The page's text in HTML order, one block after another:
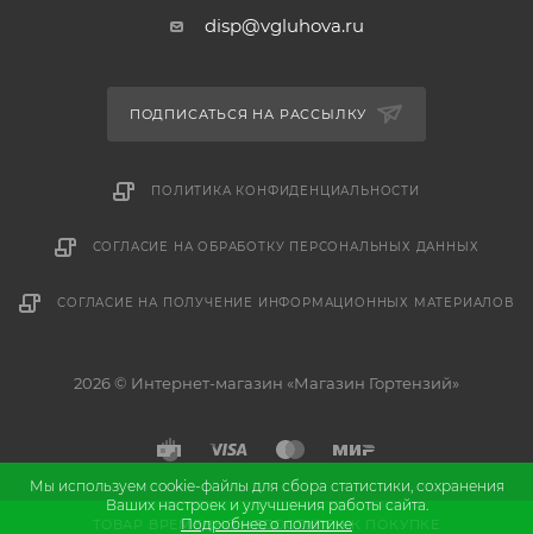
ТОВАР ВРЕМЕННО НЕДОСТУПЕН К ПОКУПКЕ
disp@vgluhova.ru
ПОДПИСАТЬСЯ НА РАССЫЛКУ
ПОЛИТИКА КОНФИДЕНЦИАЛЬНОСТИ
СОГЛАСИЕ НА ОБРАБОТКУ ПЕРСОНАЛЬНЫХ ДАННЫХ
СОГЛАСИЕ НА ПОЛУЧЕНИЕ ИНФОРМАЦИОННЫХ МАТЕРИАЛОВ
2026 © Интернет-магазин «Магазин Гортензий»
Разработкаипродвижение сайта
Мы используем cookie-файлы для сбора статистики, сохранения
Ваших настроек и улучшения работы сайта.
Подробнее о политике